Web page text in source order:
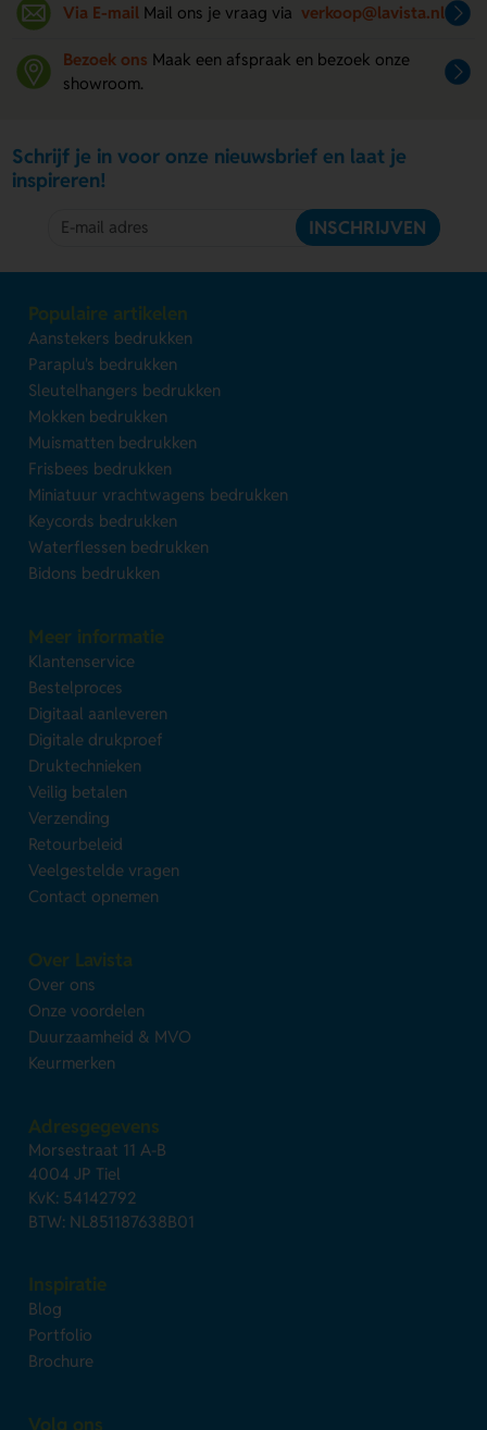
Via E-mail Mail ons je vraag via verkoop@lavista.nl
Bezoek ons Maak een afspraak en bezoek onze
showroom.
Schrijf je in voor onze nieuwsbrief en laat je
inspireren!
INSCHRIJVEN
Populaire artikelen
Aanstekers bedrukken
Paraplu's bedrukken
Sleutelhangers bedrukken
Mokken bedrukken
Muismatten bedrukken
Frisbees bedrukken
Miniatuur vrachtwagens bedrukken
Keycords bedrukken
Waterflessen bedrukken
Bidons bedrukken
Meer informatie
Klantenservice
Bestelproces
Digitaal aanleveren
Digitale drukproef
Druktechnieken
Veilig betalen
Verzending
Retourbeleid
Veelgestelde vragen
Contact opnemen
Over Lavista
Over ons
Onze voordelen
Duurzaamheid & MVO
Keurmerken
Adresgegevens
Morsestraat 11 A-B
4004 JP Tiel
KvK: 54142792
BTW: NL851187638B01
Inspiratie
Blog
Portfolio
Brochure
Volg ons